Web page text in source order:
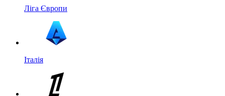
Ліга Європи
Італія